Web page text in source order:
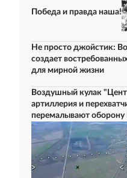
Победа и правда наша!
Не просто джойстик:
создает
для мирной жизни
Воздушный кулак
артиллерия и
перемалывают